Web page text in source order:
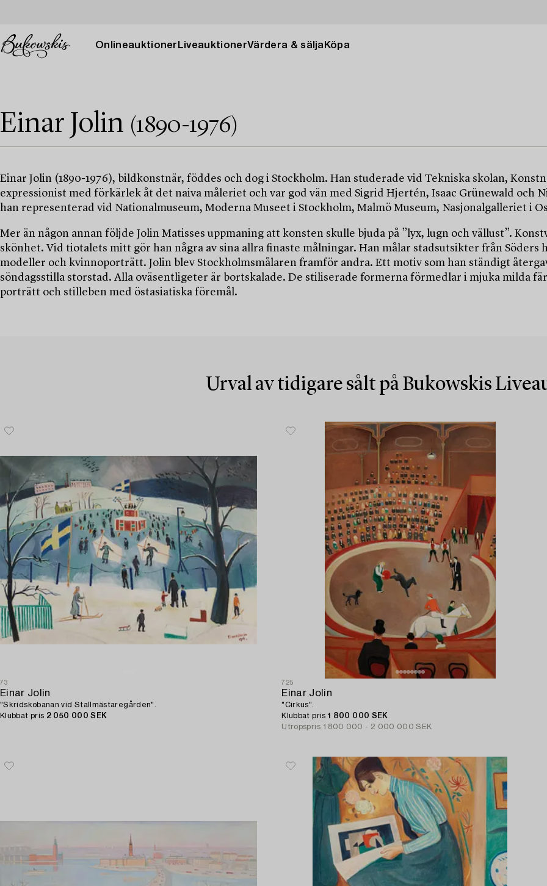
Onlineauktioner LiveauktionerVärdera & sälja Köpa
Einar Jolin (1890-1976)
Einar Jolin (1890-1976), bildkonstnär, föddes och dog i Stockholm. Han studerade vid Tekniska skolan,
expressionist med förkärlek åt det naiva måleriet och var god vän med Sigrid Hjertén, Isaac Grünewald och
han representerad vid Nationalmuseum, Moderna Museet i Stockholm, Malmö Museum, Nasjonalgalleriet i
Mer än någon annan följde Jolin Matisses uppmaning att konsten skulle bjuda på ”lyx, lugn och vällust”.
skönhet. Vid tiotalets mitt gör han några av sina allra finaste målningar. Han målar stadsutsikter från
modeller och kvinnoporträtt. Jolin blev Stockholmsmålaren framför andra. Ett motiv som han ständigt
söndagsstilla storstad. Alla oväsentligeter är bortskalade. De stiliserade formerna förmedlar i mjuka milda
porträtt och stilleben med östasiatiska föremål.
Urval av tidigare sålt på Bukowskis
73
Einar Jolin
"Skridskobanan vid Stallmästaregården".
Klubbat pris 2 050 000 SEK
725
Einar Jolin
"Cirkus".
Klubbat pris1 800 000 SEK
Utropspris 1 800 000 - 2 000 000 SEK